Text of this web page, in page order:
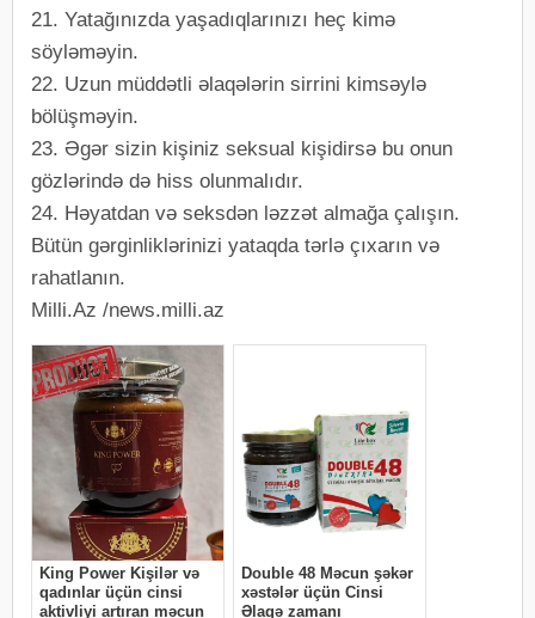
21. Yatağınızda yaşadıqlarınızı heç kimə
söyləməyin.
22. Uzun müddətli əlaqələrin sirrini kimsəylə
bölüşməyin.
23. Əgər sizin kişiniz seksual kişidirsə bu onun
gözlərində də hiss olunmalıdır.
24. Həyatdan və seksdən ləzzət almağa çalışın.
Bütün gərginliklərinizi yataqda tərlə çıxarın və
rahatlanın.
Milli.Az /news.milli.az